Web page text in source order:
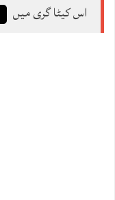
اس کیٹا گری میں